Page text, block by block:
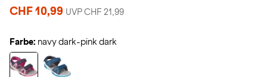
CHF 10,99 UVP CHF 21,99
Farbe: navy dark-pink dark